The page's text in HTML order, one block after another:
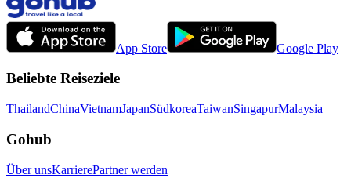
App Store Google Play
Beliebte Reiseziele
ThailandChinaVietnamJapanSüdkoreaTaiwanSingapurMalaysia
Gohub
Über unsKarrierePartner werden